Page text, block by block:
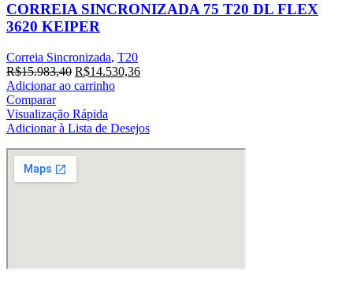
CORREIA SINCRONIZADA 75 T20 DL FLEX
3620 KEIPER
Correia Sincronizada, T20
R$15.983,40 O
preço
era:
R$15.983,40.
R$14.530,36O
R$14.530,36.
Adicionar ao carrinho
Comparar
Visualização Rápida
Adicionar à Lista de Desejos